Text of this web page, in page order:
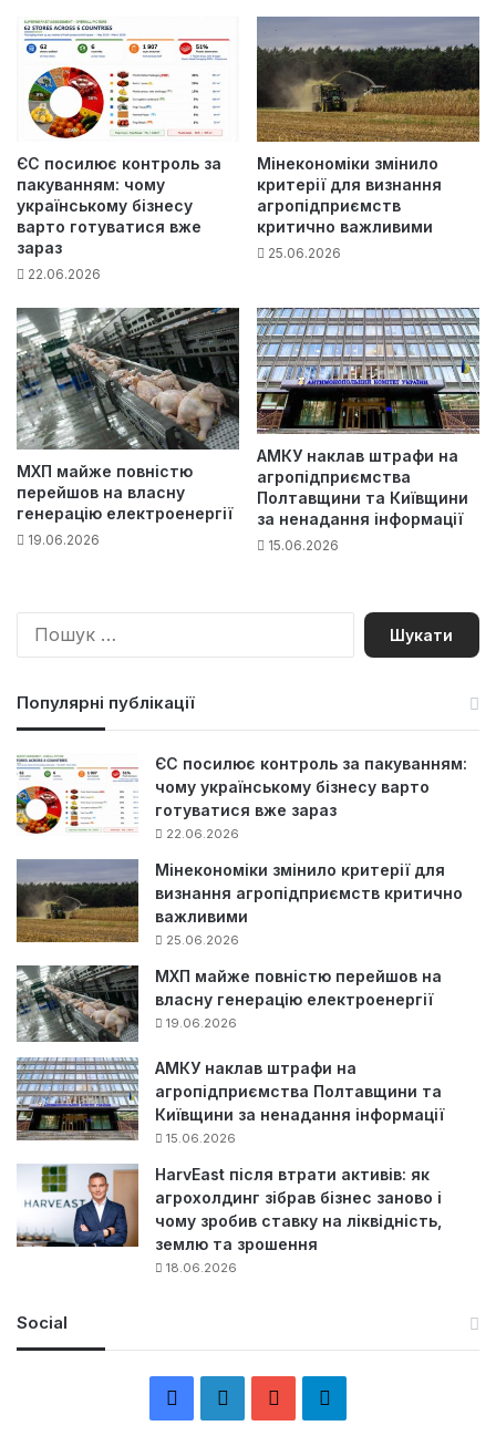
ЄС посилює контроль за
пакуванням: чому
українському бізнесу
варто готуватися вже
зараз
22.06.2026
Мінекономіки змінило
критерії для визнання
агропідприємств
критично важливими
25.06.2026
МХП майже повністю
перейшов на власну
генерацію електроенергії
19.06.2026
АМКУ наклав штрафи на
агропідприємства
Полтавщини та Київщини
за ненадання інформації
15.06.2026
П
Популярні публікації
ЄС посилює контроль за пакуванням:
чому українському бізнесу варто
готуватися вже зараз
22.06.2026
Мінекономіки змінило критерії для
визнання агропідприємств критично
важливими
25.06.2026
МХП майже повністю перейшов на
власну генерацію електроенергії
19.06.2026
АМКУ наклав штрафи на
агропідприємства Полтавщини та
Київщини за ненадання інформації
15.06.2026
HarvEast після втрати активів: як
агрохолдинг зібрав бізнес заново і
чому зробив ставку на ліквідність,
землю та зрошення
18.06.2026
Social